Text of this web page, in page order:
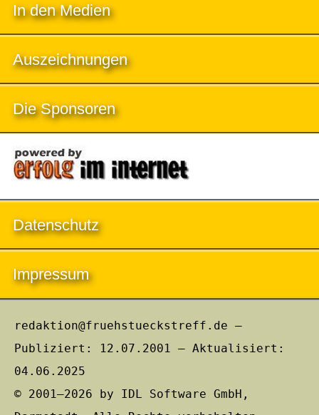
In den Medien
Auszeichnungen
Die Sponsoren
Datenschutz
Impressum
redaktion@fruehstueckstreff.de –
Publiziert: 12.07.2001 – Aktualisiert:
04.06.2025
© 2001–2026 by IDL Software GmbH,